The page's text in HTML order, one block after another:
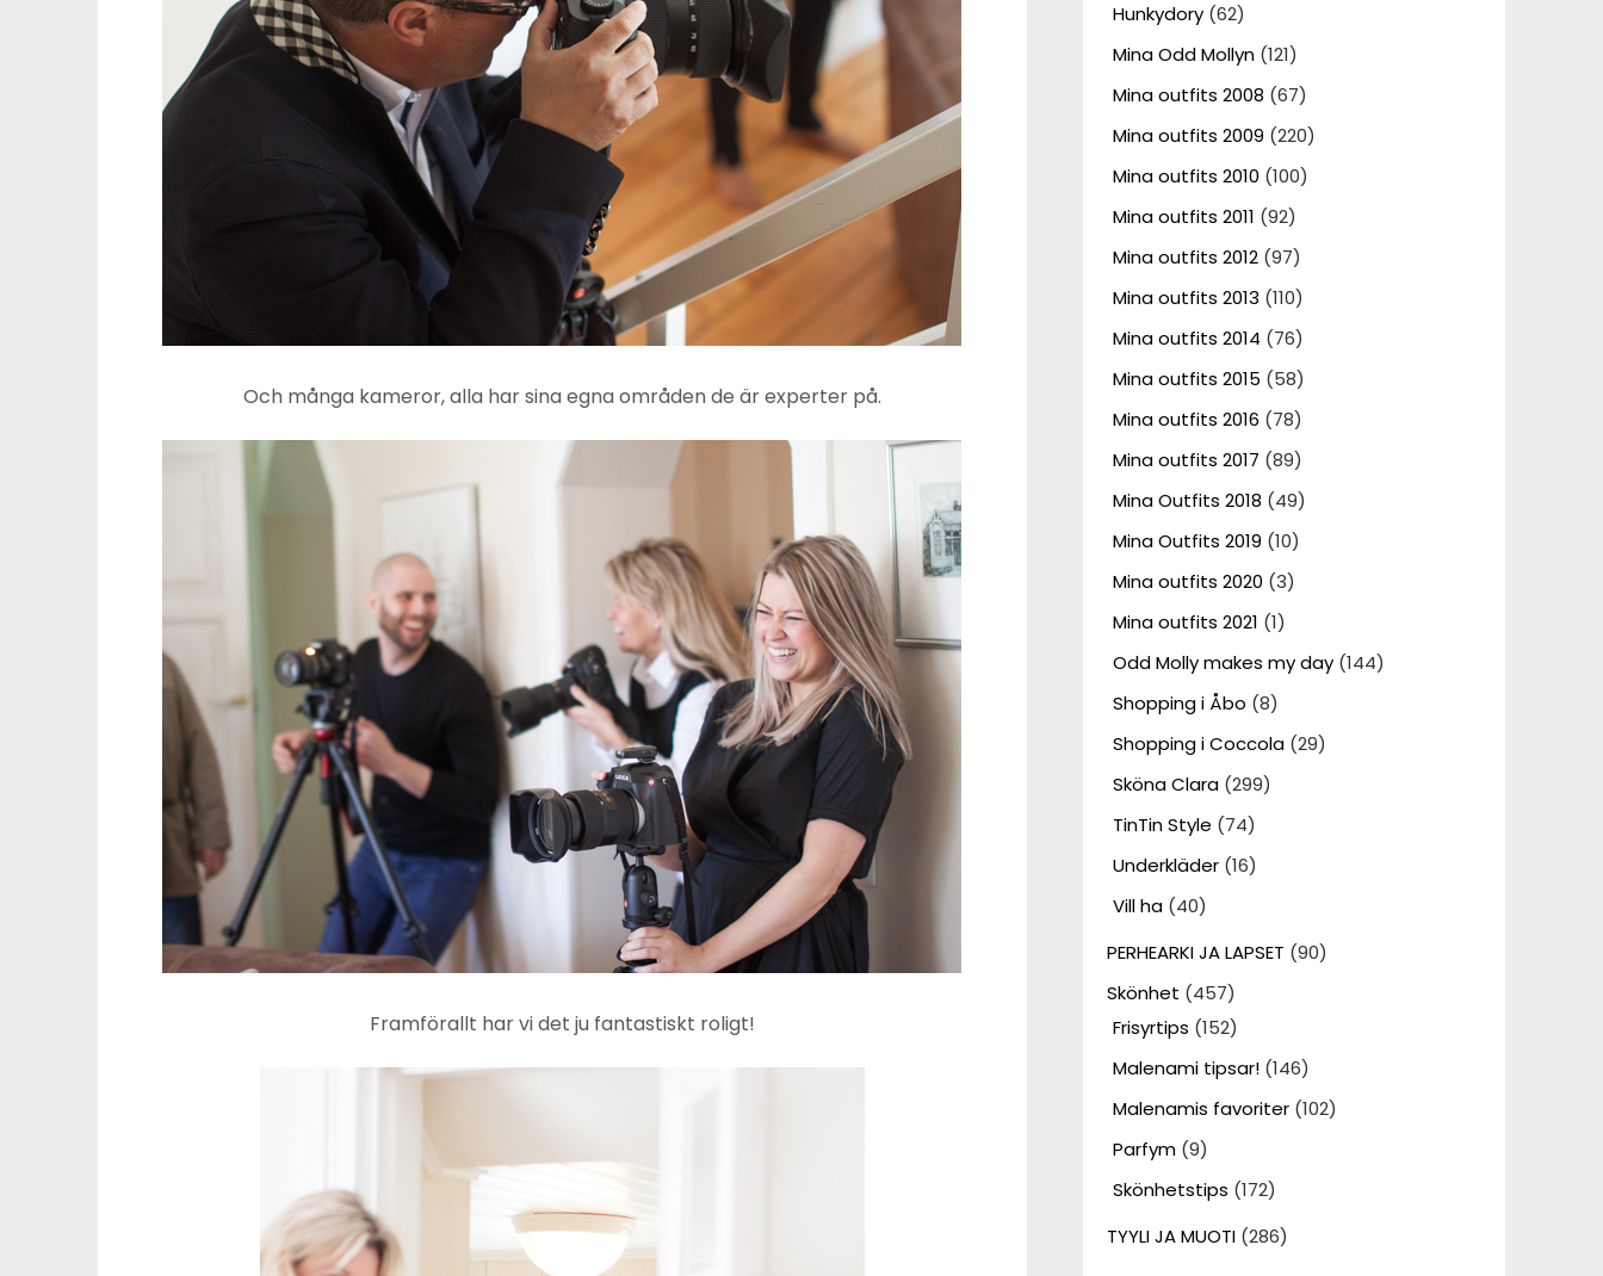
Och många kameror, alla har sina egna områden de är experter på.
Framförallt har vi det ju fantastiskt roligt!
Hunkydory(62)
Mina Odd Mollyn(121)
Mina outfits 2008 (67)
Mina outfits 2009 (220)
Mina outfits 2010 (100)
Mina outfits 2011 (92)
Mina outfits 2012(97)
Mina outfits 2013 (110)
Mina outfits 2014 (76)
Mina outfits 2015 (58)
Mina outfits 2016 (78)
Mina outfits 2017 (89)
Mina Outfits 2018 (49)
Mina Outfits 2019 (10)
Mina outfits 2020 (3)
Mina outfits 2021 (1)
Odd Molly makes my day(144)
Shopping i Åbo (8)
Shopping i Coccola(29)
Sköna Clara(299)
TinTin Style (74)
Underkläder(16)
Vill ha(40)
PERHEARKI JA LAPSET (90)
Skönhet (457)
Frisyrtips (152)
Malenami tipsar!(146)
Malenamis favoriter(102)
Parfym(9)
Skönhetstips (172)
TYYLI JA MUOTI(286)